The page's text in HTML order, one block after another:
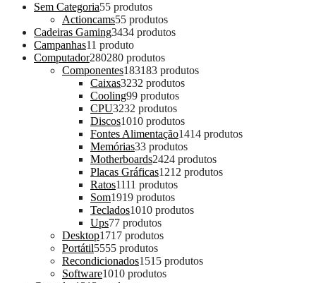
Sem Categoria55 produtos
Actioncams55 produtos
Cadeiras Gaming3434 produtos
Campanhas11 produto
Computador280280 produtos
Componentes183183 produtos
Caixas3232 produtos
Cooling99 produtos
CPU3232 produtos
Discos1010 produtos
Fontes Alimentação1414 produtos
Memórias33 produtos
Motherboards2424 produtos
Placas Gráficas1212 produtos
Ratos1111 produtos
Som1919 produtos
Teclados1010 produtos
Ups77 produtos
Desktop1717 produtos
Portátil5555 produtos
Recondicionados1515 produtos
Software1010 produtos